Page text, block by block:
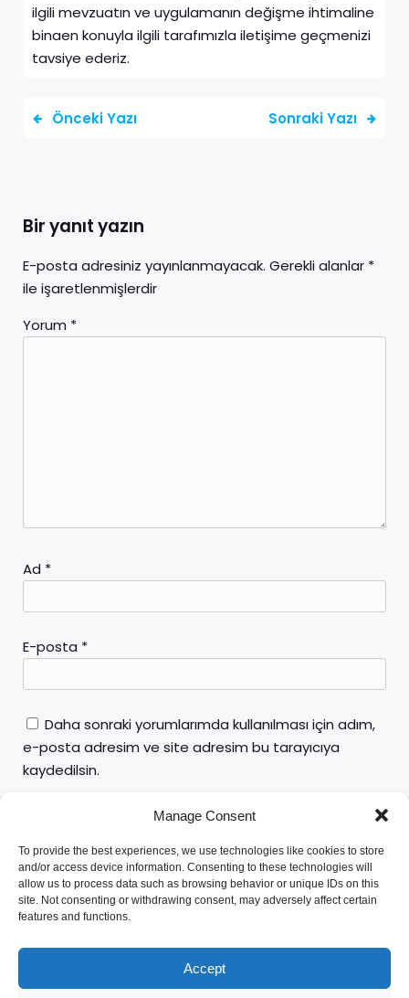
Manage Consent
To provide the best experiences, we use technologies like cookies to store
and/or access device information. Consenting to these technologies will
allow us to process data such as browsing behavior or unique IDs on this
site. Not consenting or withdrawing consent, may adversely affect certain
features and functions.
Accept
ilgili mevzuatın ve uygulamanın değişme ihtimaline
binaen konuyla ilgili tarafımızla iletişime geçmenizi
tavsiye ederiz.
Önceki Yazı Sonraki Yazı
Bir yanıt yazın
E-posta adresiniz yayınlanmayacak. Gerekli alanlar *
ile işaretlenmişlerdir
Yorum *
Ad *
E-posta *
Daha sonraki yorumlarımda kullanılması için adım,
e-posta adresim ve site adresim bu tarayıcıya
kaydedilsin.